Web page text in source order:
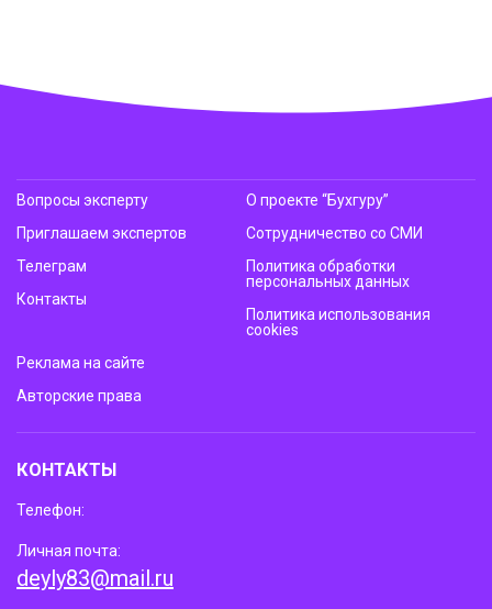
Вопросы эксперту
Приглашаем экспертов
Телеграм
Контакты
О проекте “Бухгуру”
Сотрудничество со СМИ
Политика обработки
персональных данных
Политика использования
cookies
Реклама на сайте
Авторские права
КОНТАКТЫ
Телефон:
Личная почта:
deyly83@mail.ru